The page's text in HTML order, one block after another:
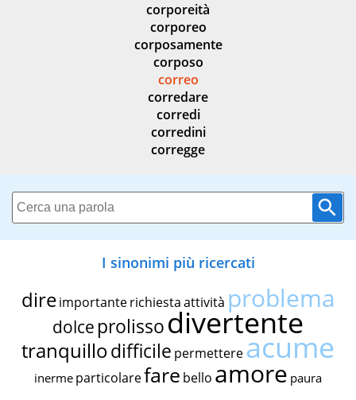
corporeità
corporeo
corposamente
corposo
correo
corredare
corredi
corredini
corregge
I sinonimi più ricercati
dire importante richiestaattività problema
dolce prolissodivertente
tranquillodifficile permettereacume
inerme particolarefare bello amore paura